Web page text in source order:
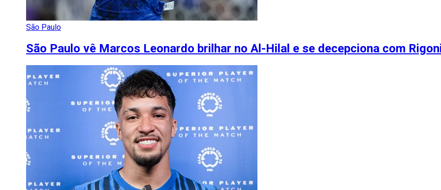
São Paulo
São Paulo vê Marcos Leonardo brilhar no Al-Hilal e se decepciona com